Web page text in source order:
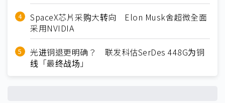
SpaceX芯片采购大转向 Elon Musk舍超微全面
采用NVIDIA
光进铜退更明确？ 联发科估SerDes 448G为铜
线「最终战场」